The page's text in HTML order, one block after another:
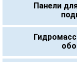
Панели